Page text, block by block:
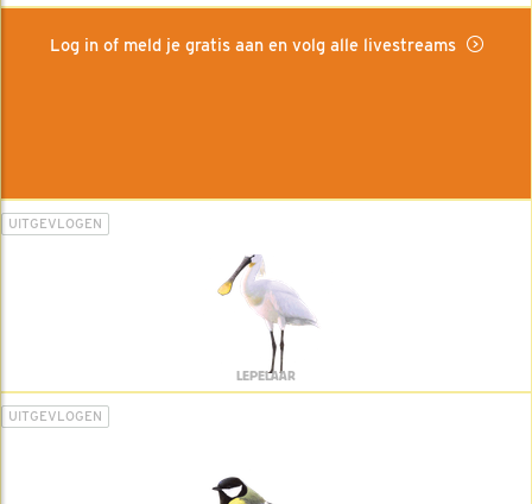
Log in of meld je gratis aan en volg alle livestreams
UITGEVLOGEN
LEPELAAR
UITGEVLOGEN